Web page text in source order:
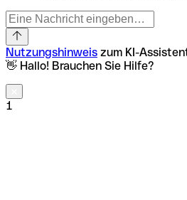
Nutzungshinweis zum KI-
👋 Hallo! Brauchen Sie Hilfe?
1